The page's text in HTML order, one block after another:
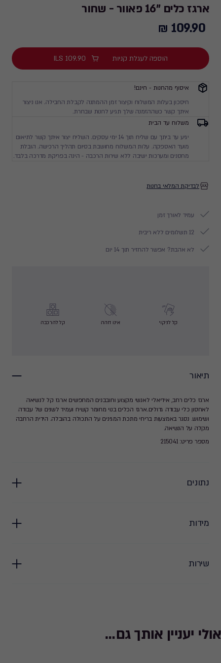
ארגז כלים "16 פאוור - שחור
109.90
109.90 ₪
הוספה לעגלת קניות ILS 109.90
איסוף מהחנות - חינם!
חיסכון בעלות המשלוח וקיצור זמן ההמתנה לקבלת החבילה. אנו ניצור
איתך קשר כשההזמנה שלך תגיע לחנות שבחרת.
משלוח עד הבית
יגיע עד ביתך עם שליח תוך 14 ימי עסקים. השליח יצור איתך קשר לתיאום
מועד האספקה. עלות המשלוח מחושבת בסיום תהליך הרכישה. הובלת
מחסנים ומערכות ישיבה ללא שירות הרכבה - הינה בפריקת מדרכה בלבד.
לבדיקת המלאי בחנות
עמיד לאורך זמן
12 תשלומים ללא ריבית
לא אהבת? אפשר להחזיר תוך 14 יום
קל לניקוי אינו דוהה קל להרכבה
תיאור
ארגז כלים רחב, אידיאלי לאנשי מקצוע וחובבנים המחפשים ארגז קל לנשיאה
לאחסון כלי עבודה גדולים.ארגז הכלים בנוי מחומר קשיח ועמיד לשנים של עבודה
ושימוש. נסגר באמצעות בריחי מתכת המגינים על התכולה בהובלה. הידית הרחבה
מקלה על הנשיאה.
מספר פריט: 215041
נתונים
מידות
שירות
אולי יעניין אותך גם...